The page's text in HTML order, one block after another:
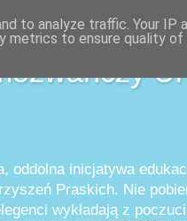
oddolna inicjatywa
Praskich. Nie
wykładają z
to analyze traffic. Your IP
metrics to ensure quality of